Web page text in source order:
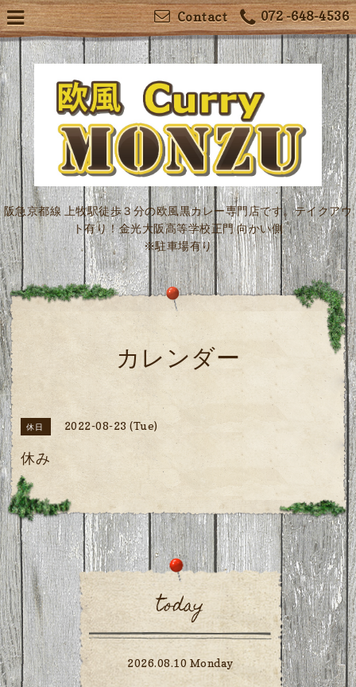
072 -648-4536
Contact
阪急京都線 上牧駅徒歩３分の欧風黒カレー専門店です。テイクアウ
ト有り！金光大阪高等学校正門 向かい側
※駐車場有り
カレンダー
休日 2022-08-23 (Tue)
休み
today
2026.08.10 Monday